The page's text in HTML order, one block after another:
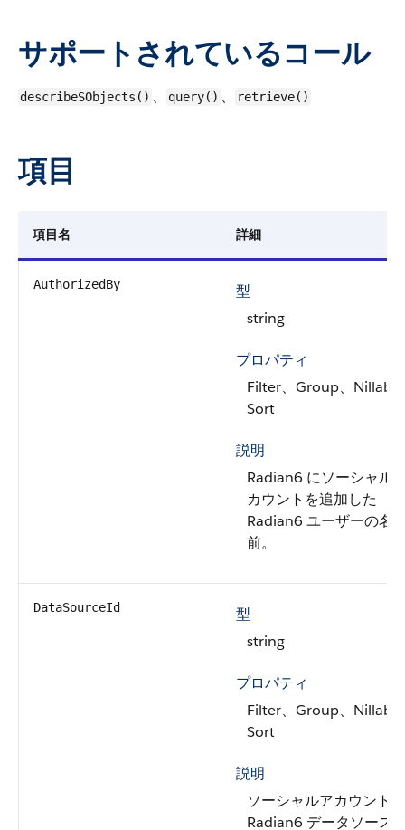
サポートされているコール
describeSObjects() 、 query() 、 retrieve()
項目
項目名 詳細
AuthorizedBy
型
string
プロパティ
Filter、Group、
Sort
説明
Radian6 にソーシャル
カウントを追加した
Radian6 ユーザーの名
前。
DataSourceId
型
string
プロパティ
Filter、Group、
Sort
説明
ソーシャルアカウントの
Radian6 データソース